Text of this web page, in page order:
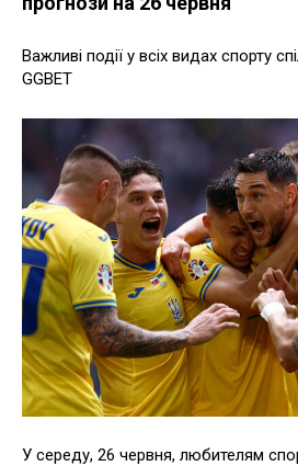
Важливі події у всіх видах спорту
GGBET
У середу, 26 червня, любителям